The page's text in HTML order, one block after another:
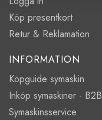
Köp presentkort
Retur & Reklamation
INFORMATION
Köpguide symaskin
Inköp symaskiner - B2B
Symaskinsservice